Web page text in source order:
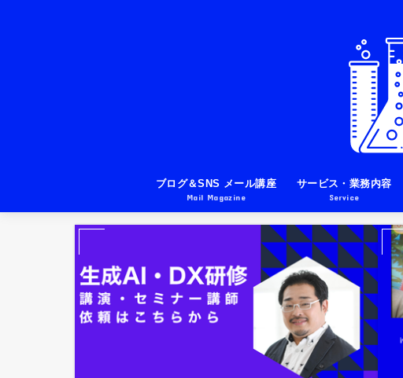
ブログ＆SNS メール講座
Mail Magazine
サービス・業務内容
Service